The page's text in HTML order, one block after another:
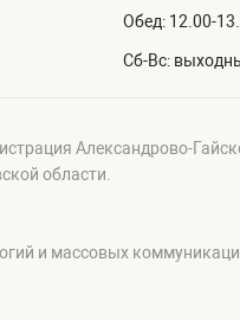
Обед: 12.00-
Сб-Вс:
Александрово-
области.
и массовых